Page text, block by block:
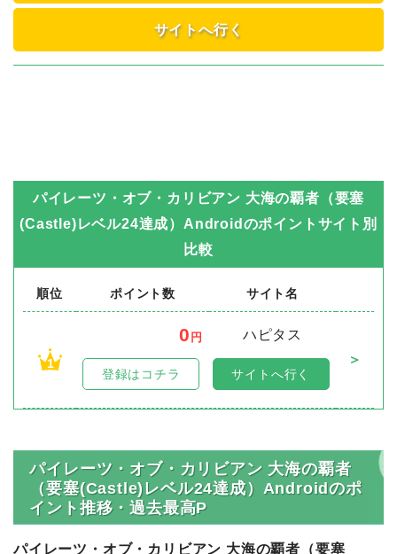
サイトへ行く
パイレーツ・オブ・カリビアン 大海の覇者（要塞
(Castle)レベル24達成）Android のポイントサイト別
比較
順位 ポイント数 サイト名
1
0 円
ハピタス
＞
登録はコチラ サイトへ行く
パイレーツ・オブ・カリビアン 大海の覇者
（要塞(Castle)レベル24達成）Androidのポ
イント推移・過去最高P
パイレーツ・オブ・カリビアン 大海の覇者（要塞